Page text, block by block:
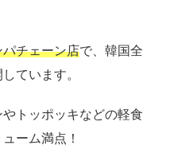
チェーン店で、韓国全
ています。
トッポッキなどの軽食
ーム満点！